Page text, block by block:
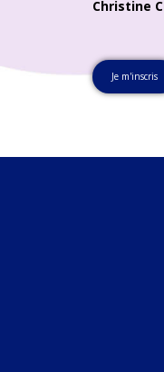
Christine
Je m'inscris